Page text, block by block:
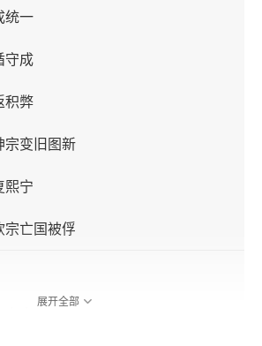
统一
守成
积弊
宗变旧图新
熙宁
宗亡国被俘
展开全部